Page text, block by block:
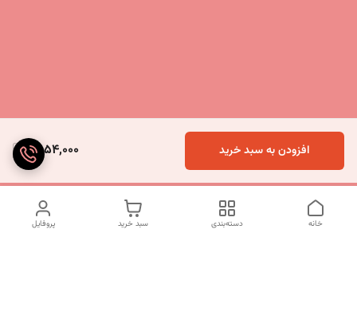
1,854,000 افزودن به سبد خرید
پروفایل سبد خرید دسته‌بندی خانه